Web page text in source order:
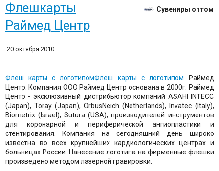
Флешкарты
Раймед Центр
Сувениры оптом
20 октября 2010
Флеш карты с логотипомФлеш карты с логотипом Раймед
Центр. Компания ООО Раймед Центр основана в 2000г. Раймед
Центр - эксклюзивный дистрибьютор компаний ASAHI INTECC
(Japan), Toray (Japan), OrbusNeich (Netherlands), Invatec (Italy),
Biometrix (Israel), Sutura (USA), производителей инструментов
для коронарной и периферической ангиопластики и
стентирования. Компания на сегодняшний день широко
известна во всех крупнейших кардиологических центрах и
больницах России. Нанесение логотипа на фирменные флешки
произведено методом лазерной гравировки.